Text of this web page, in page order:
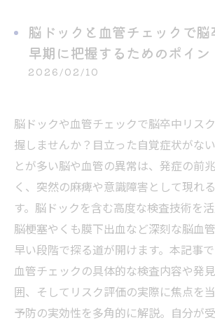
脳ドックと血管チェックで脳
早期に把握するためのポイン
2026/02/10
脳ドックや血管チェックで脳卒中リス
握しませんか？目立った自覚症状がな
とが多い脳や血管の異常は、発症の前
く、突然の麻痺や意識障害として現れ
す。脳ドックを含む高度な検査技術を活
脳梗塞やくも膜下出血など深刻な脳血
早い段階で探る道が開けます。本記事
血管チェックの具体的な検査内容や発
囲、そしてリスク評価の実際に焦点を
予防の実効性を多角的に解説。自分が